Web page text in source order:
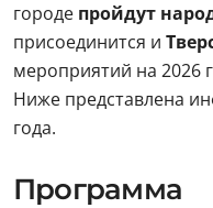
городе пройдут
присоединится и
мероприятий на 2026
Ниже представлена
года.
Программа